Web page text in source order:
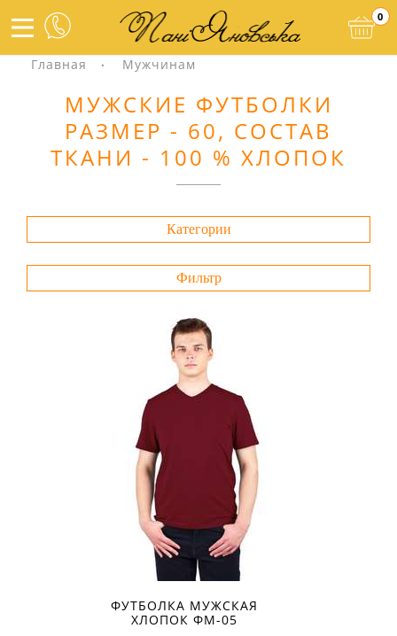
0
Главная Мужчинам
МУЖСКИЕ ФУТБОЛКИ
РАЗМЕР - 60, СОСТАВ
ТКАНИ - 100 % ХЛОПОК
Категории
Фильтр
ФУТБОЛКА МУЖСКАЯ
ХЛОПОК ФМ-05